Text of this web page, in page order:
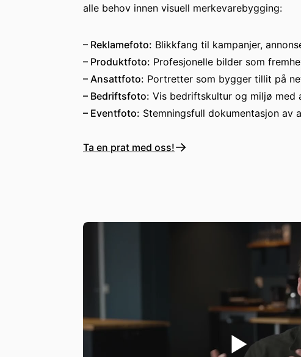
alle behov innen visuell merkevarebygging:
– Reklamefoto: Blikkfang til kampanjer,
– Produktfoto: Profesjonelle bilder som
– Ansattfoto: Portretter som bygger tillit på
– Bedriftsfoto: Vis bedriftskultur og miljø med
– Eventfoto: Stemningsfull dokumentasjon av
Ta en prat med oss!